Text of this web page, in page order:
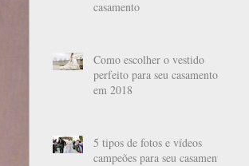
casamento
Como escolher o vestido
perfeito para seu casamento
em 2018
5 tipos de fotos e vídeos
campeões para seu casamento